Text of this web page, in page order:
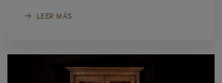
LEER MÁS